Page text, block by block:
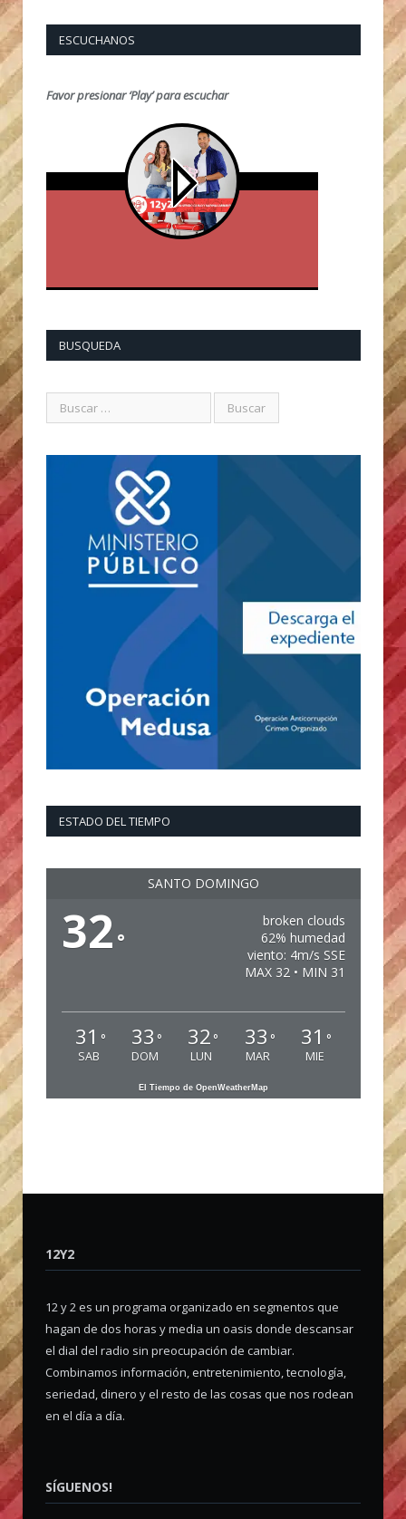
ESCUCHANOS
Favor presionar ‘Play’ para escuchar
BUSQUEDA
ESTADO DEL TIEMPO
SANTO DOMINGO
32 °
broken clouds
62% humedad
viento: 4m/s SSE
MAX 32 • MIN 31
31 °
SAB
33 °
DOM
32 °
LUN
33 °
MAR
31 °
MIE
El Tiempo de OpenWeatherMap
12Y2
12 y 2 es un programa organizado en segmentos que
hagan de dos horas y media un oasis donde descansar
el dial del radio sin preocupación de cambiar.
Combinamos información, entretenimiento, tecnología,
seriedad, dinero y el resto de las cosas que nos rodean
en el día a día.
SÍGUENOS!